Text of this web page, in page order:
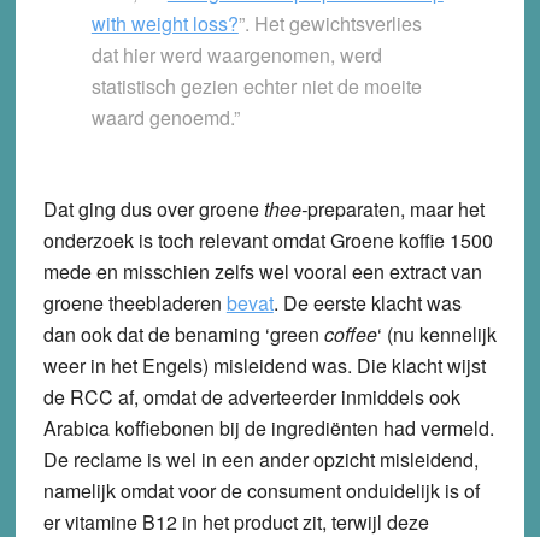
with weight loss?”. Het gewichtsverlies
dat hier werd waargenomen, werd
statistisch gezien echter niet de moeite
waard genoemd.”
Dat ging dus over groenethee-preparaten, maar het
onderzoek is toch relevant omdat Groene koffie 1500
mede en misschien zelfs wel vooral een extract van
groene theebladeren bevat. De eerste klacht was
dan ook dat de benaming ‘green coffee‘ (nu kennelijk
weer in het Engels) misleidend was. Die klacht wijst
de RCC af, omdat de adverteerder inmiddels ook
Arabica koffiebonen bij de ingrediënten had vermeld.
De reclame is wel in een ander opzicht misleidend,
namelijk omdat voor de consument onduidelijk is of
er vitamine B12 in het product zit, terwijl deze